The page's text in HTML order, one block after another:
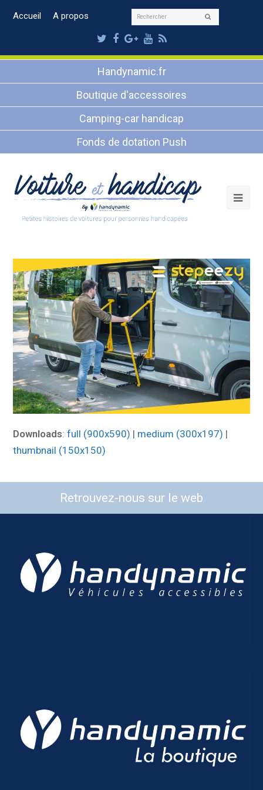
Accueil A propos Rechercher
Twitter
Facebook
Google
Plus
Youtube
RSS
Handynamic.fr
Boutique d'accessoires
Camping-car handicap
Fonds de dotation Push
Downloads:full (900x590) | medium (300x197) |
thumbnail (150x150)
Retrouvez-nous sur le web